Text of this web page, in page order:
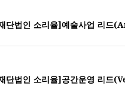
단법인 소리율]예술사업 리드
단법인 소리율]공간운영 리드